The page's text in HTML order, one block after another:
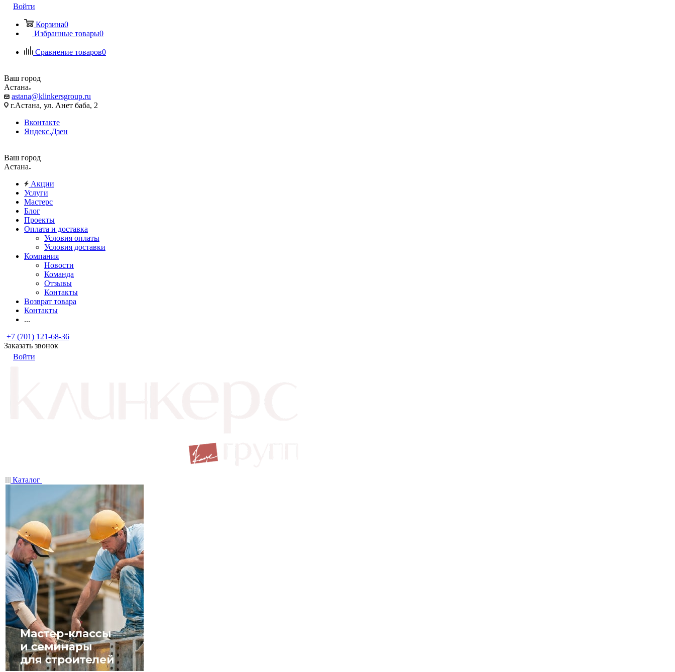
Войти
Корзина0
Избранные товары0
Сравнение товаров0
Ваш город
Астана
astana@klinkersgroup.ru
г.Астана, ул. Анет баба, 2
Вконтакте
Яндекс.Дзен
Ваш город
Астана
Акции
Услуги
Мастерс
Блог
Проекты
Оплата и доставка
Условия оплаты
Условия доставки
Компания
Новости
Команда
Отзывы
Контакты
Возврат товара
Контакты
...
+7 (701) 121-68-36
Заказать звонок
Войти
Каталог